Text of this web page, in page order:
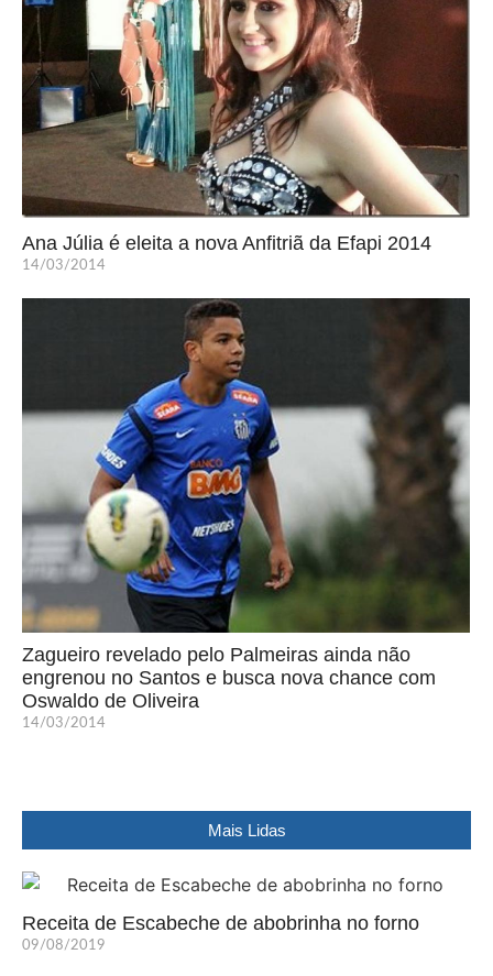
Ana Júlia é eleita a nova Anfitriã da Efapi 2014
14/03/2014
Zagueiro revelado pelo Palmeiras ainda não
engrenou no Santos e busca nova chance com
Oswaldo de Oliveira
14/03/2014
Mais Lidas
Receita de Escabeche de abobrinha no forno
09/08/2019